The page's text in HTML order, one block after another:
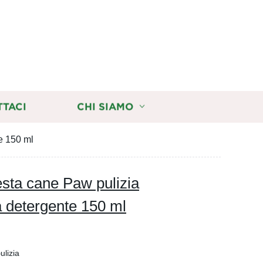
CHI SIAMO
150 ml
cane Paw pulizia
150 ml